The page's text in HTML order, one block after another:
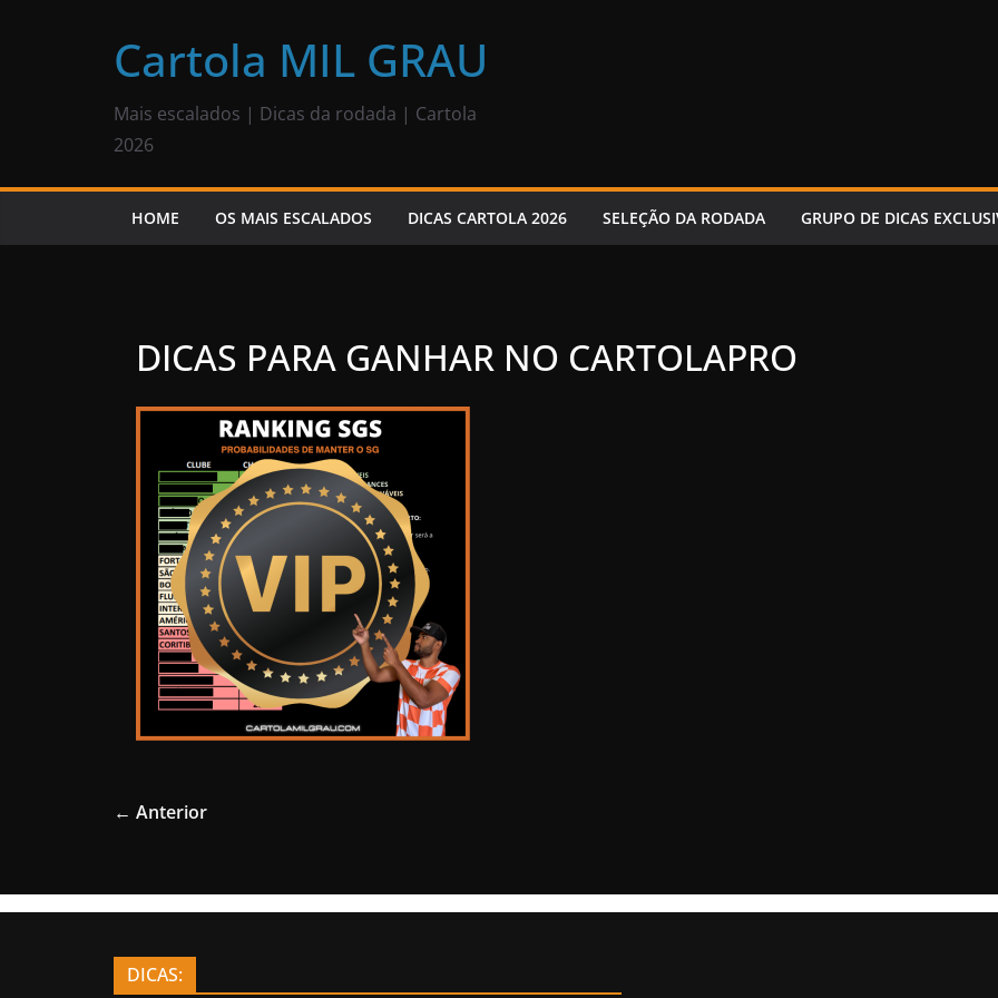
Cartola MIL GRAU
Mais escalados | Dicas da rodada | Cartola
2026
HOME OS MAIS ESCALADOS DICAS CARTOLA 2026 SELEÇÃO DA RODADA GRUPO DE DICAS
DICAS PARA GANHAR NO CARTOLAPRO
← Anterior
DICAS: